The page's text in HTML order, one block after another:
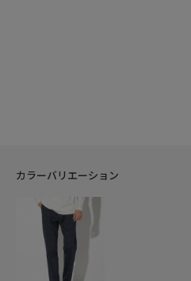
カラーバリエーション